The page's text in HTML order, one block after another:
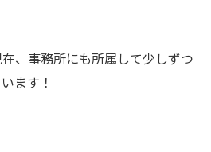
、事務所にも所属して少しずつ
ます！